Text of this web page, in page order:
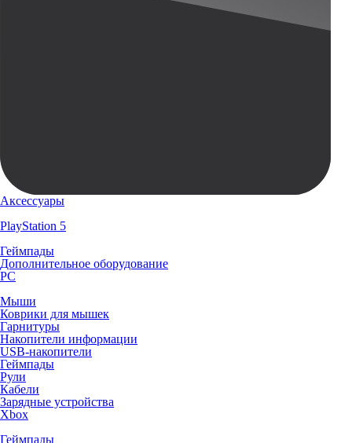
Аксессуары
PlayStation 5
Геймпады
Дополнительное оборудование
PC
Мыши
Коврики для мышек
Гарнитуры
Накопители информации
USB-накопители
Геймпады
Рули
Кабели
Зарядные устройства
Xbox
Геймпады